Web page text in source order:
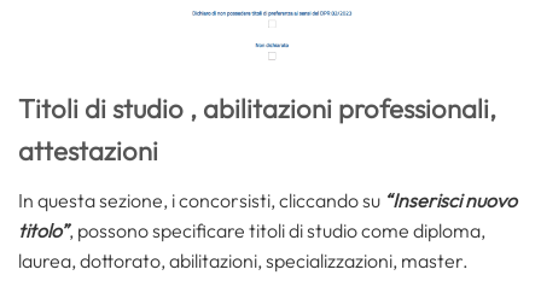
Titoli di studio , abilitazioni professionali,
attestazioni
In questa sezione, i concorsisti, cliccando su “Inserisci nuovo
titolo”, possono specificare titoli di studio come diploma,
laurea, dottorato, abilitazioni, specializzazioni, master.